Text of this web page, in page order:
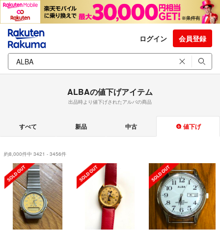
ログイン 会員登録
ALBAの値下げアイテム
出品時より値下げされたアルバの商品
すべて 新品 中古 値下げ
約8,000件中 3421 - 3456件